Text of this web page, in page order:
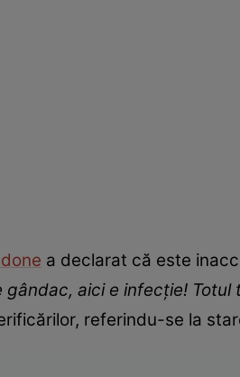
a declarat că este
gândac, aici e infecție!
referindu-se la